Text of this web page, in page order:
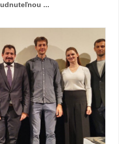
...